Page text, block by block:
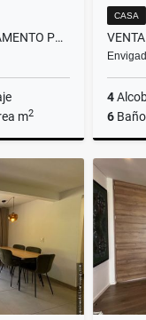
VENDO HERMOSO APARTAMENTO POBLADO - SANTA MARÍA DE LOS ANGELES
m2
CASA
4
6